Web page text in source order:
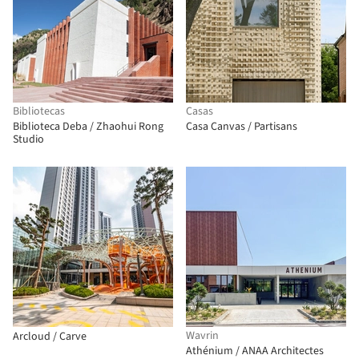
Bibliotecas
Biblioteca Deba / Zhaohui Rong
Studio
Casas
Casa Canvas / Partisans
Arcloud / Carve
Wavrin
Athénium / ANAA Architectes